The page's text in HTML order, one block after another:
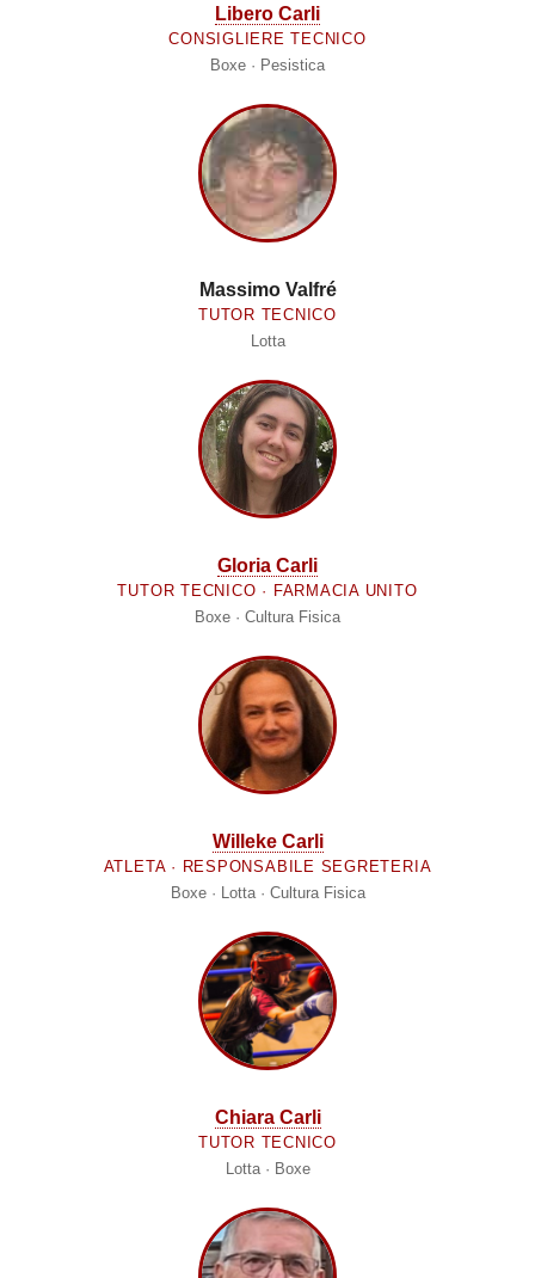
Libero Carli
CONSIGLIERE TECNICO
Boxe · Pesistica
Massimo Valfré
TUTOR TECNICO
Lotta
Gloria Carli
TUTOR TECNICO · FARMACIA UNITO
Boxe · Cultura Fisica
Willeke Carli
ATLETA · RESPONSABILE SEGRETERIA
Boxe · Lotta · Cultura Fisica
Chiara Carli
TUTOR TECNICO
Lotta · Boxe